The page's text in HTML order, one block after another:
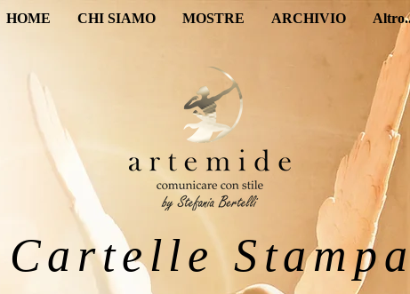
Cartelle
HOME CHI SIAMO MOSTRE ARCHIVIO